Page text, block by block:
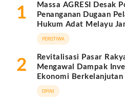
1
Massa AGRESI Desak
Penanganan Dugaan
Hukum Adat Melayu
PERISTIWA
2
Revitalisasi Pasar
Mengawal Dampak
Ekonomi Berkelanjutan
OPINI